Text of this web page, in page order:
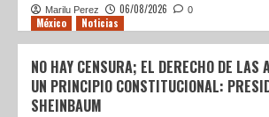
Marilu Perez 06/08/2026 0
México Noticias
NO HAY CENSURA; EL DERECHO DE LAS
UN PRINCIPIO CONSTITUCIONAL:
SHEINBAUM